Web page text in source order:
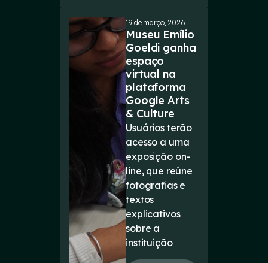
19 de março, 2026
Museu Emílio
Goeldi ganha
espaço
virtual na
plataforma
Google Arts
& Culture
Usuários terão
acesso a uma
exposição on-
line, que reúne
fotografias e
textos
explicativos
sobre a
instituição